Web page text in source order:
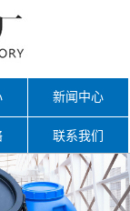
新闻中心
联系我们